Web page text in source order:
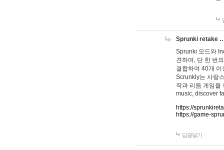
Sprunki retake
Sprunki 모드와
견하며, 단 한 번
결합하여 40개
Scrunkly는 사랑
작과 리듬 게임을
music, discover
https://
https://game-
답글달기